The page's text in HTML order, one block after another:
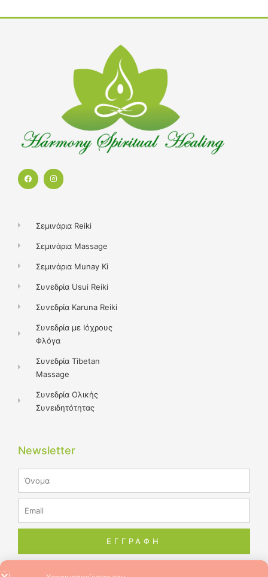
F
a
I
n
m
Σεμινάρια Reiki
Σεμινάρια Massage
Σεμινάρια Munay Ki
Συνεδρία Usui Reiki
Συνεδρία Karuna Reiki
Συνεδρία με Ιόχρους
Φλόγα
Συνεδρία Tibetan
Massage
Συνεδρία Ολικής
Συνειδητότητας
Newsletter
ΕΓΓΡΑΦΗ